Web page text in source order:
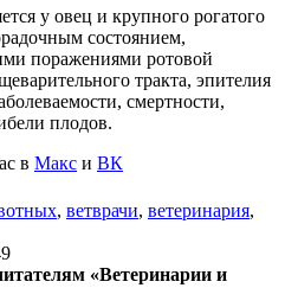
у овец и крупного рогатого
состоянием,
поражениями ротовой
тракта, эпителия
смертности,
плодов.
в Макс и ВК
, ветврачи, ветеринария,
«Ветеринарии и